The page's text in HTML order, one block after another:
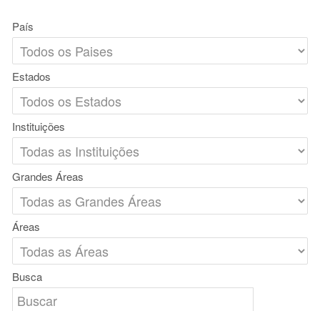
País
Estados
Instituições
Grandes Áreas
Áreas
Busca